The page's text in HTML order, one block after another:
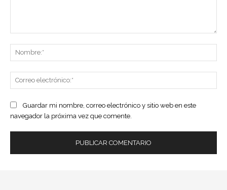
Guardar mi nombre, correo electrónico y sitio web en este
navegador la próxima vez que comente.